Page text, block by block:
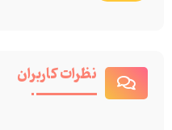
نظرات کاربران